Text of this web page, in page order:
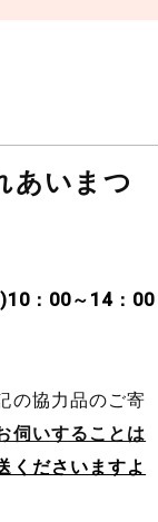
あいまつ
：00～14：00
の協力品のご寄
伺いすることは
くださいますよ